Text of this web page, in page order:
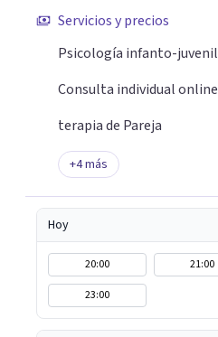
Servicios y precios
Psicología infanto-juvenil
Consulta individual online
terapia de Pareja
+4más
Hoy
20:00 21:00
23:00